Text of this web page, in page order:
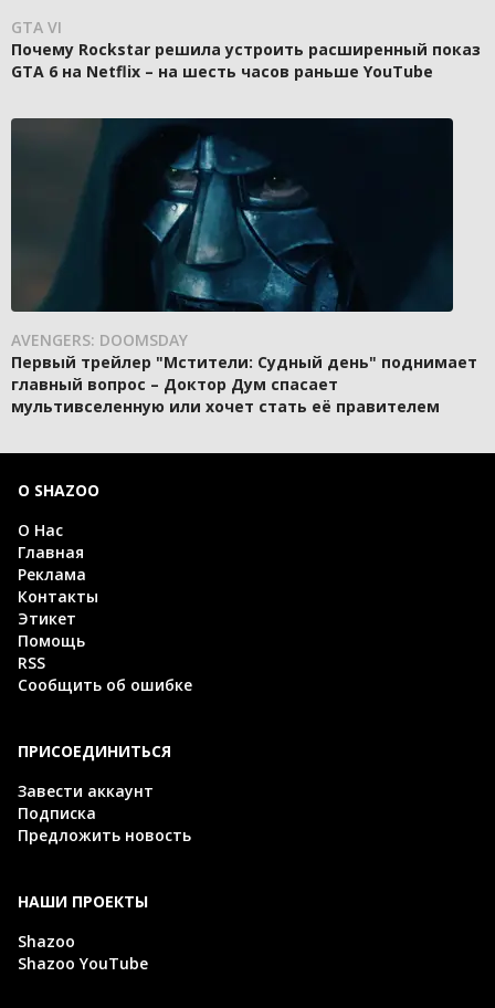
GTA VI
Почему Rockstar решила устроить расширенный показ
GTA 6 на Netflix – на шесть часов раньше YouTube
AVENGERS: DOOMSDAY
Первый трейлер "Мстители: Судный день" поднимает
главный вопрос – Доктор Дум спасает
мультивселенную или хочет стать её правителем
О SHAZOO
О Нас
Главная
Реклама
Контакты
Этикет
Помощь
RSS
Сообщить об ошибке
ПРИСОЕДИНИТЬСЯ
Завести аккаунт
Подписка
Предложить новость
НАШИ ПРОЕКТЫ
Shazoo
Shazoo YouTube